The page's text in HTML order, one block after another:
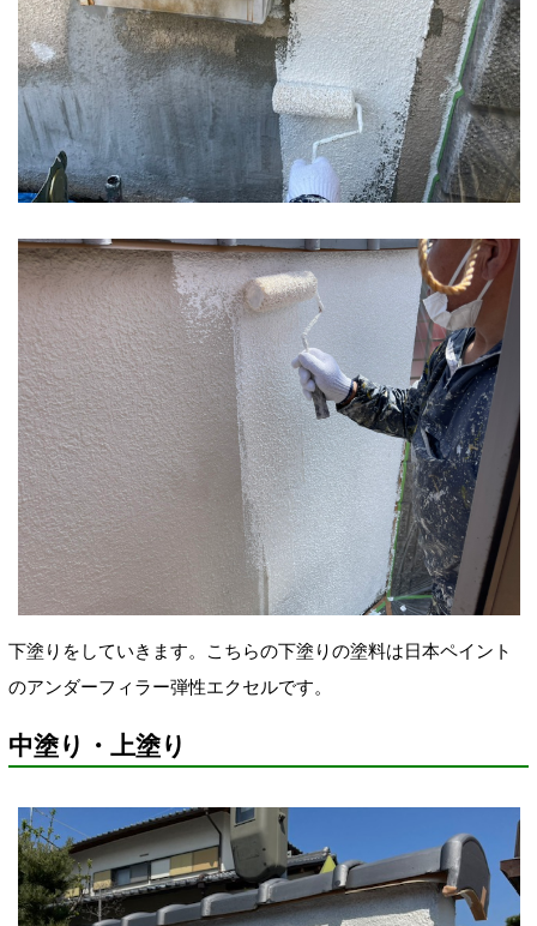
下塗りをしていきます。こちらの下塗りの塗料は日本ペイント
のアンダーフィラー弾性エクセルです。
中塗り・上塗り